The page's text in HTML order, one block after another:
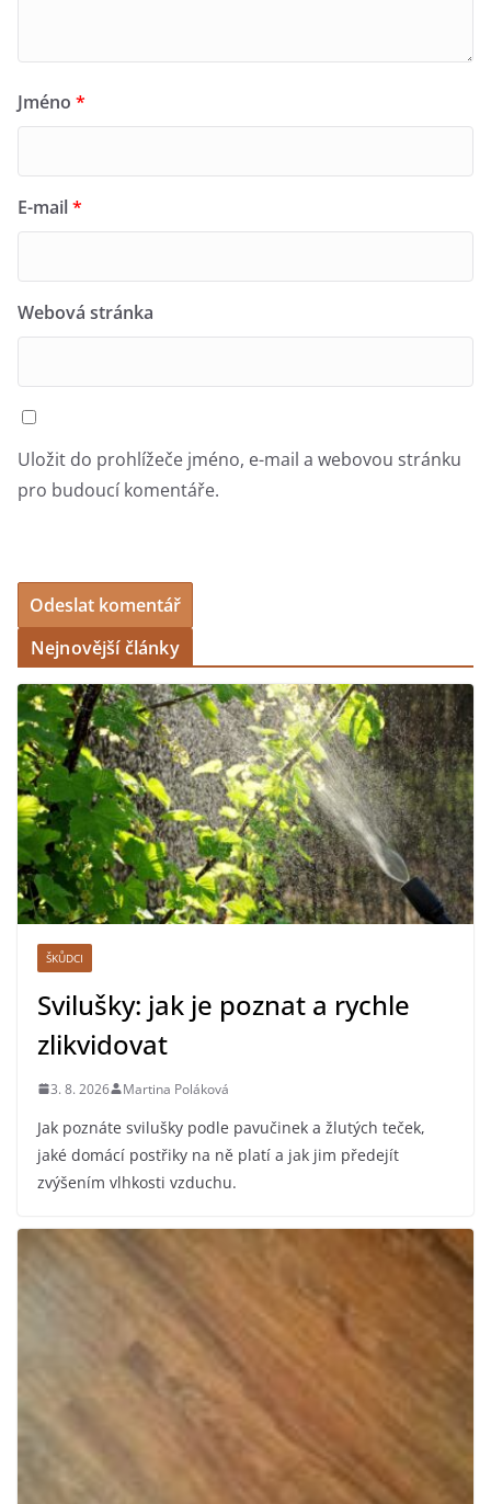
Jméno *
E-mail*
Webová stránka
Uložit do prohlížeče jméno, e-mail a webovou stránku
pro budoucí komentáře.
Nejnovější články
ŠKŮDCI
Svilušky: jak je poznat a rychle
zlikvidovat
3. 8. 2026 Martina Poláková
Jak poznáte svilušky podle pavučinek a žlutých teček,
jaké domácí postřiky na ně platí a jak jim předejít
zvýšením vlhkosti vzduchu.